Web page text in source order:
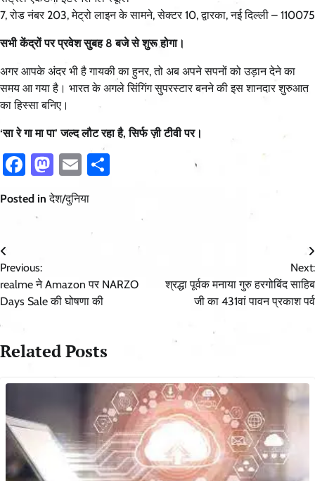
7, रोड नंबर 203, मेट्रो लाइन के सामने, सेक्टर 10, द्वारका, नई दिल्ली – 110075
सभी केंद्रों पर प्रवेश सुबह 8 बजे से शुरू होगा।
अगर आपके अंदर भी है गायकी का हुनर, तो अब अपने सपनों को उड़ान देने का
समय आ गया है। भारत के अगले सिंगिंग सुपरस्टार बनने की इस शानदार शुरुआत
का हिस्सा बनिए।
‘सा रे गा मा पा’ जल्द लौट रहा है, सिर्फ ज़ी टीवी पर।
Facebook
Mastodon
Email
Posted inदेश/दुनिया
Post
navigation
Previous:
realme ने Amazon पर NARZO
Days Sale की घोषणा की
Next:
श्रद्धा पूर्वक मनाया गुरु हरगोबिंद साहिब
जी का 431वां पावन प्रकाश पर्व
Related Posts